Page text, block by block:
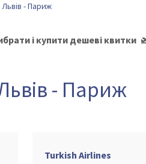
Львів - Париж
і купити дешеві квитки
- Париж
Turkish Airlines